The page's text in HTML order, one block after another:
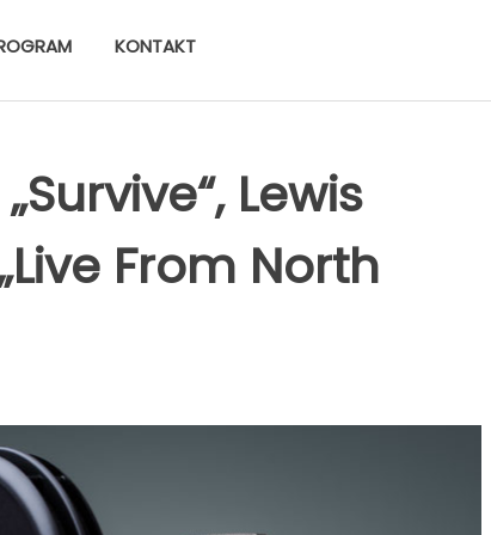
KONTAKT
Lewis
From North